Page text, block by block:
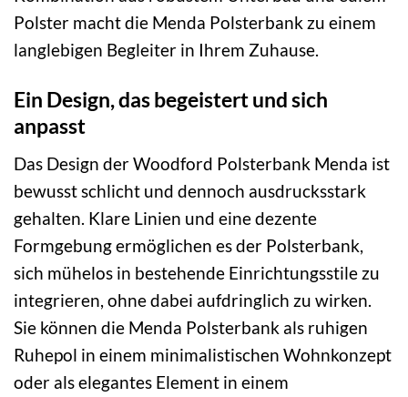
Polster macht die Menda Polsterbank zu einem
langlebigen Begleiter in Ihrem Zuhause.
Ein Design, das begeistert und sich
anpasst
Das Design der Woodford Polsterbank Menda ist
bewusst schlicht und dennoch ausdrucksstark
gehalten. Klare Linien und eine dezente
Formgebung ermöglichen es der Polsterbank,
sich mühelos in bestehende Einrichtungsstile zu
integrieren, ohne dabei aufdringlich zu wirken.
Sie können die Menda Polsterbank als ruhigen
Ruhepol in einem minimalistischen Wohnkonzept
oder als elegantes Element in einem